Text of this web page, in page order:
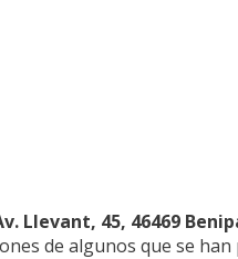
Llevant, 45, 46469
de algunos que se han